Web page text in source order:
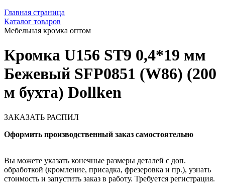
Главная страница
Каталог товаров
Мебельная кромка оптом
Кромка U156 ST9 0,4*19 мм
Бежевый SFP0851 (W86) (200
м бухта) Dollken
ЗАКАЗАТЬ РАСПИЛ
Оформить производственный заказ самостоятельно
Вы можете указать конечные размеры деталей с доп.
обработкой (кромление, присадка, фрезеровка и пр.), узнать
стоимость и запустить заказ в работу. Требуется регистрация.